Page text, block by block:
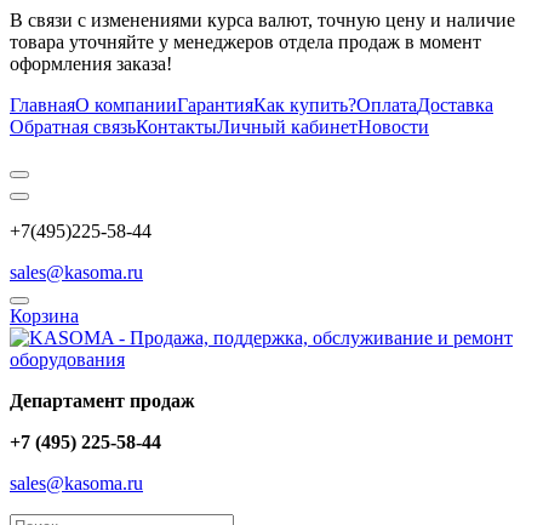
В связи с изменениями курса валют, точную цену и наличие
товара уточняйте у менеджеров отдела продаж в момент
оформления заказа!
ГлавнаяО компанииГарантияКак купить?ОплатаДоставка
Обратная связьКонтактыЛичный кабинетНовости
+7(495)225-58-44
sales@kasoma.ru
Корзина
Департамент продаж
+7 (495) 225-58-44
sales@kasoma.ru